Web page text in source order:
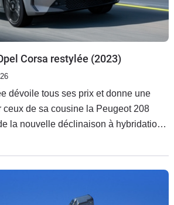
Corsa restylée (2023)
26
dévoile tous ses prix et donne une
ceux de sa cousine la Peugeot 208
la nouvelle déclinaison à hybridation